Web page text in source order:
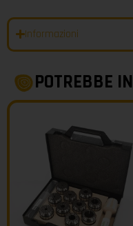
Informazioni
POTREBBE